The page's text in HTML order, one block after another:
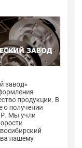
завод»
продукции. В
о получении
Р. Мы учли
нашему